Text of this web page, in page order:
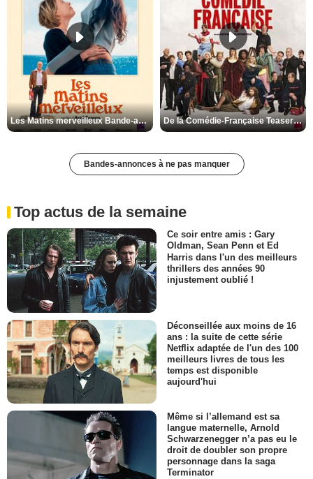
Les Matins merveilleux Bande-annonce VF De la Comédie-Française Teaser VF
Bandes-annonces à ne pas manquer
Top actus de la semaine
Ce soir entre amis : Gary
Oldman, Sean Penn et Ed
Harris dans l'un des meilleurs
thrillers des années 90
injustement oublié !
Déconseillée aux moins de 16
ans : la suite de cette série
Netflix adaptée de l'un des 100
meilleurs livres de tous les
temps est disponible
aujourd'hui
Même si l’allemand est sa
langue maternelle, Arnold
Schwarzenegger n’a pas eu le
droit de doubler son propre
personnage dans la saga
Terminator